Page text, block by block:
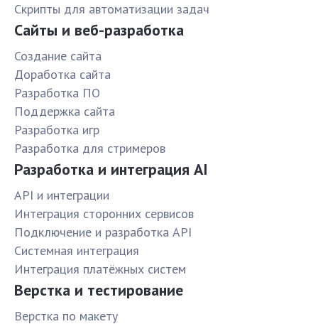
Скрипты для автоматизации задач
Сайты и веб-разработка
Создание сайта
Доработка сайта
Разработка ПО
Поддержка сайта
Разработка игр
Разработка для стримеров
Разработка и интеграция AI
API и интеграции
Интеграция сторонних сервисов
Подключение и разработка API
Системная интеграция
Интеграция платёжных систем
Верстка и тестирование
Верстка по макету